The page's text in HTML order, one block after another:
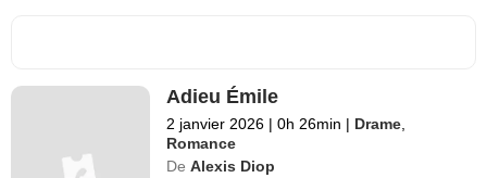
Adieu Émile
2 janvier 2026 | 0h 26min | Drame
Romance
De Alexis Diop